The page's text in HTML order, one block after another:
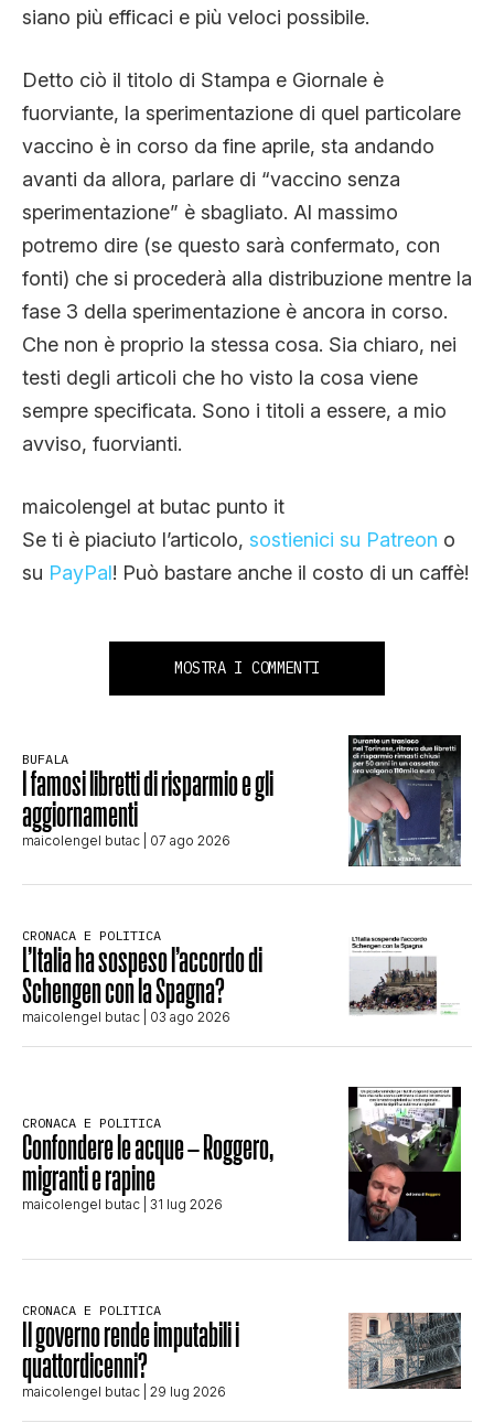
siano più efficaci e più veloci possibile.
Detto ciò il titolo di Stampa e Giornale è
fuorviante, la sperimentazione di quel particolare
vaccino è in corso da fine aprile, sta andando
avanti da allora, parlare di “vaccino senza
sperimentazione” è sbagliato. Al massimo
potremo dire (se questo sarà confermato, con
fonti) che si procederà alla distribuzione mentre la
fase 3 della sperimentazione è ancora in corso.
Che non è proprio la stessa cosa. Sia chiaro, nei
testi degli articoli che ho visto la cosa viene
sempre specificata. Sono i titoli a essere, a mio
avviso, fuorvianti.
maicolengel at butac punto it
Se ti è piaciuto l’articolo, sostienici su Patreon o
su PayPal! Può bastare anche il costo di un caffè!
MOSTRA I COMMENTI
BUFALA
I famosi libretti di risparmio e gli
aggiornamenti
maicolengel butac | 07 ago 2026
CRONACA E POLITICA
L’Italia ha sospeso l’accordo di
Schengen con la Spagna?
maicolengel butac | 03 ago 2026
CRONACA E POLITICA
Confondere le acque – Roggero,
migranti e rapine
maicolengel butac | 31 lug 2026
CRONACA E POLITICA
Il governo rende imputabili i
quattordicenni?
maicolengel butac | 29 lug 2026